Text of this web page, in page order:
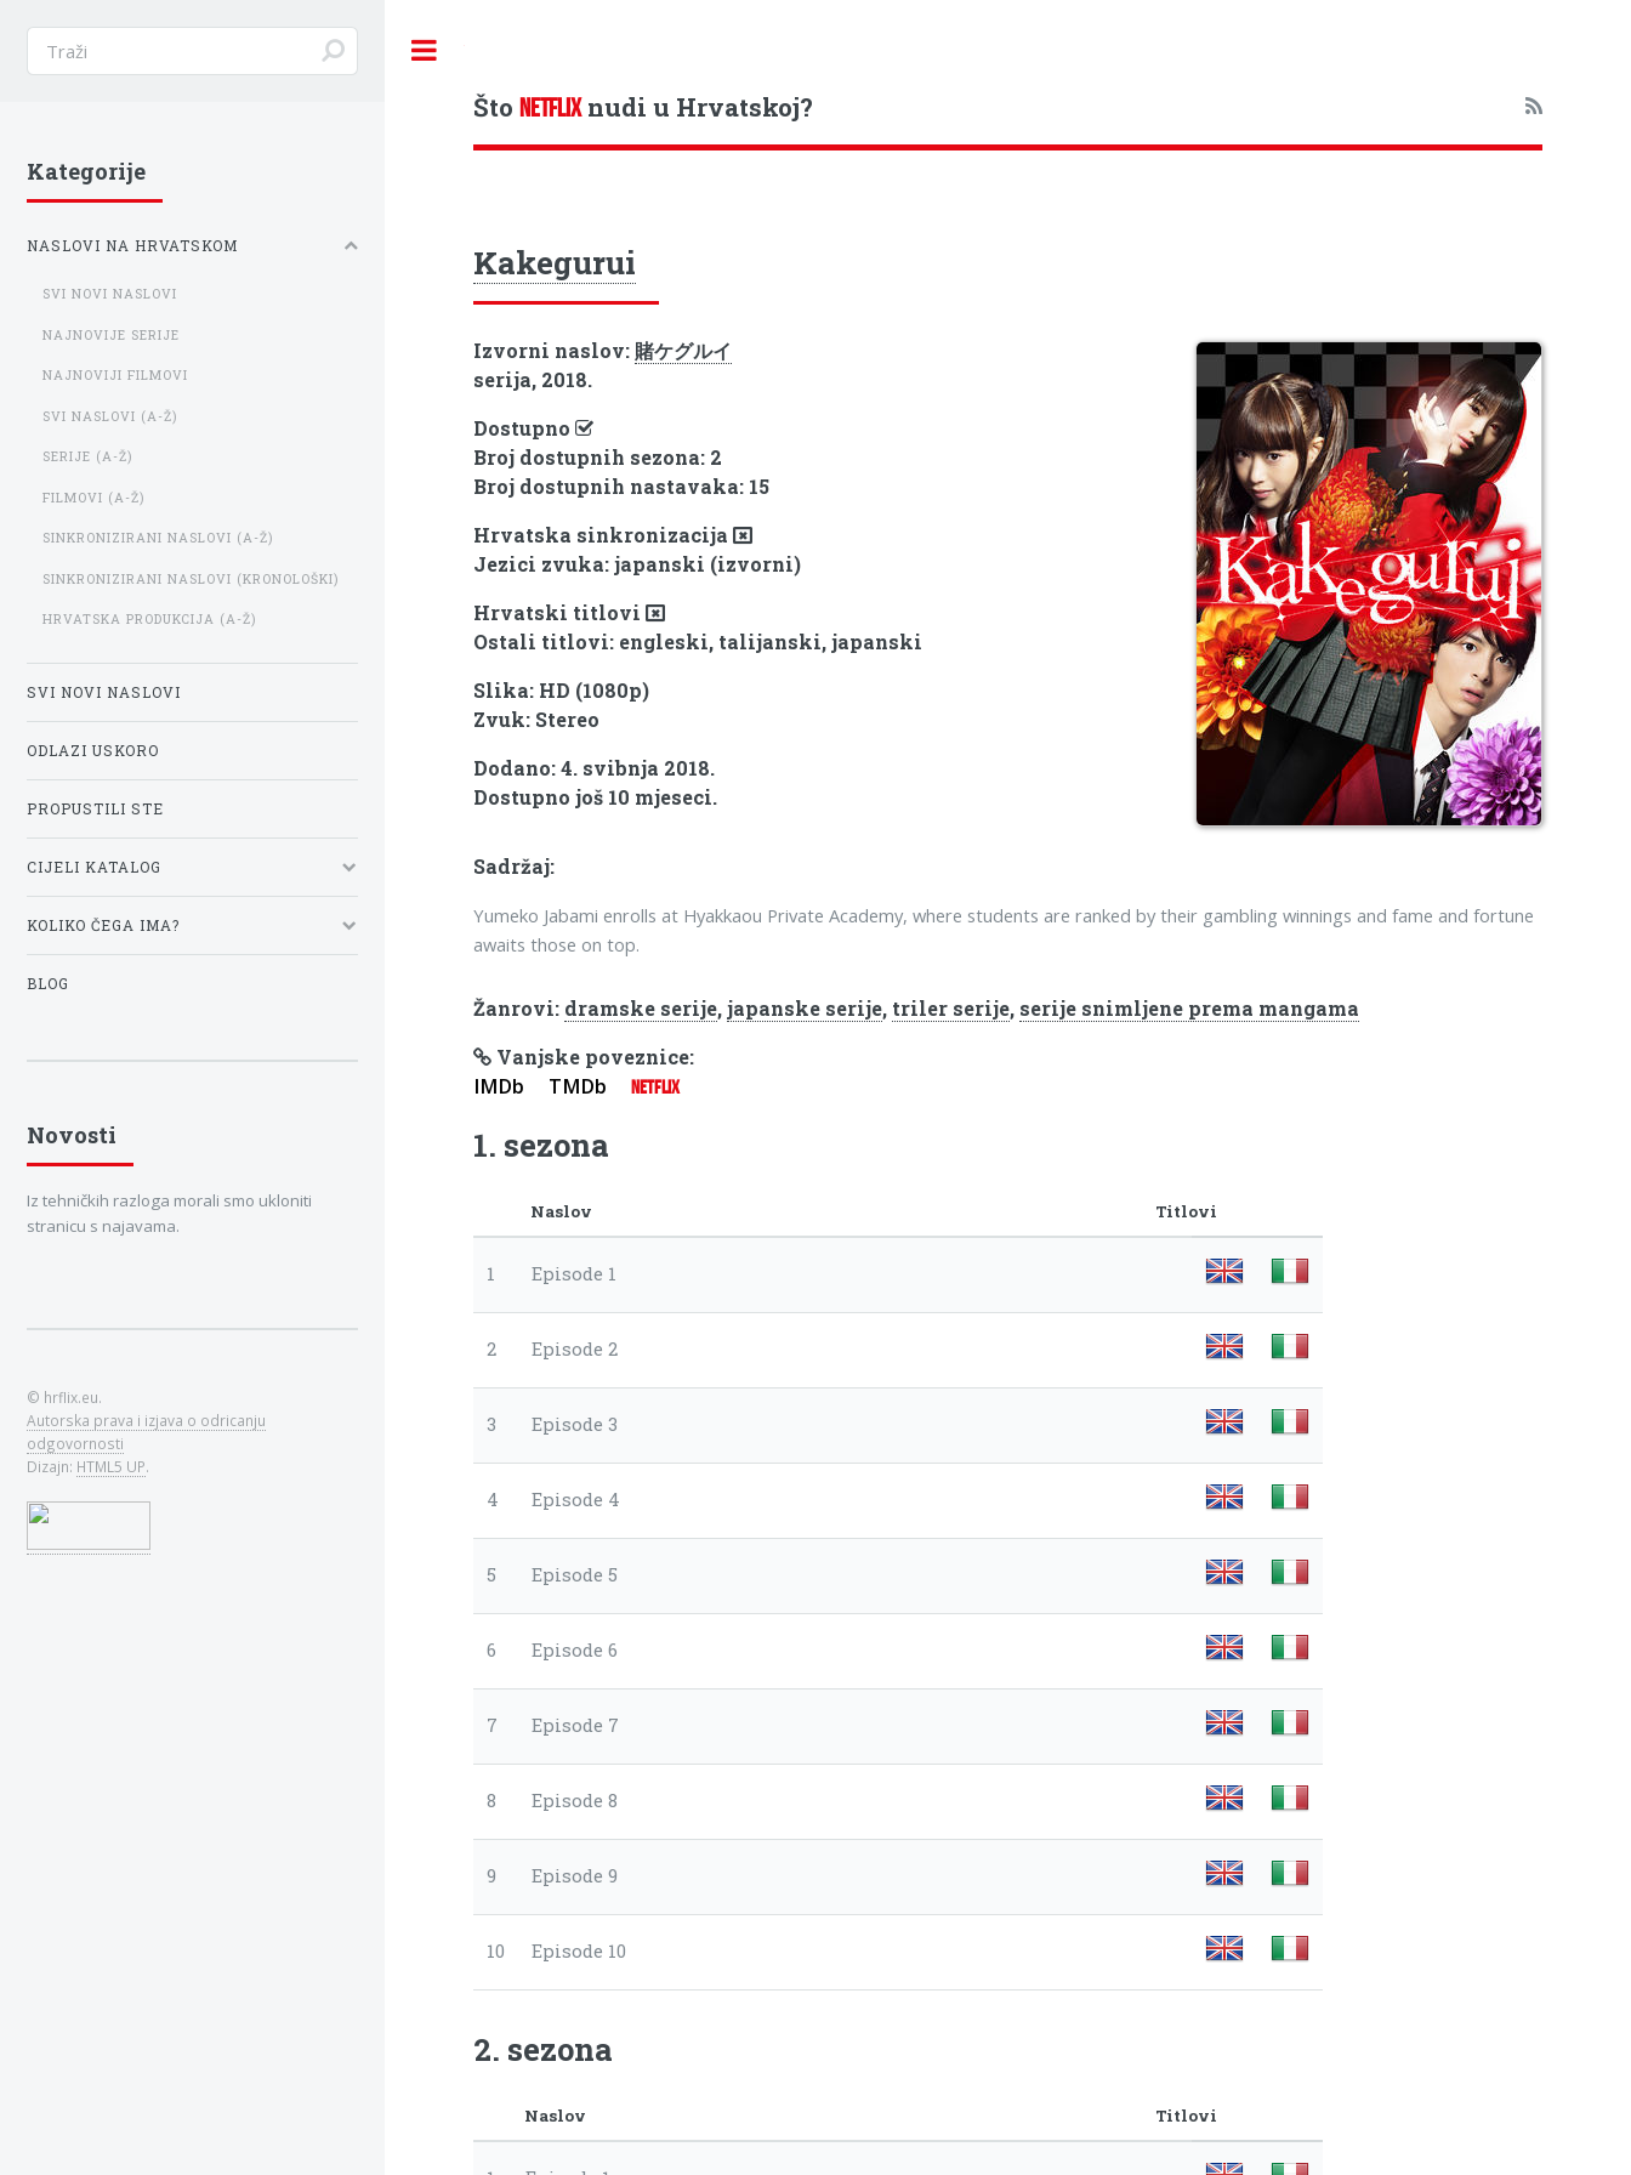
ŠtoNETFLIXnudi u Hrvatskoj?
Kakegurui
Izvorni naslov: 賭ケグルイ
serija, 2018.
Dostupno
Broj dostupnih sezona: 2
Broj dostupnih nastavaka: 15
Hrvatska sinkronizacija
Jezici zvuka: japanski (izvorni)
Hrvatski titlovi
Ostali titlovi: engleski, talijanski, japanski
Slika: HD (1080p)
Zvuk: Stereo
Dodano: 4. svibnja 2018.
Dostupno još 10 mjeseci.
Sadržaj:
Yumeko Jabami enrolls at Hyakkaou Private Academy, where students are ranked by their gambling winnings and fame and fortune
awaits those on top.
Žanrovi: dramske serije,japanske serije, triler serije, serije snimljene prema mangama
Vanjske poveznice:
IMDb TMDb NETFLIX
1. sezona
Naslov Titlovi
1 Episode 1
2 Episode 2
3 Episode 3
4 Episode 4
5 Episode 5
6 Episode 6
7 Episode 7
8 Episode 8
9 Episode 9
10 Episode 10
2. sezona
Naslov Titlovi
Kategorije
NASLOVI NA HRVATSKOM
SVI NOVI NASLOVI
NAJNOVIJE SERIJE
NAJNOVIJI FILMOVI
SVI NASLOVI (A-Ž)
SERIJE (A-Ž)
FILMOVI (A-Ž)
SINKRONIZIRANI NASLOVI (A-Ž)
SINKRONIZIRANI NASLOVI (KRONOLOŠKI)
HRVATSKA PRODUKCIJA (A-Ž)
SVI NOVI NASLOVI
ODLAZI USKORO
PROPUSTILI STE
CIJELI KATALOG
KOLIKO ČEGA IMA?
BLOG
Novosti
Iz tehničkih razloga morali smo ukloniti
stranicu s najavama.
© hrflix.eu.
Autorska prava i izjava o odricanju
odgovornosti
Dizajn: HTML5 UP.
Toggle